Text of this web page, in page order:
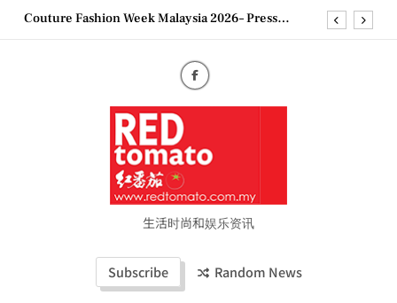
SkipCouture Fashion Week Malaysia 2026– Press
妈妈提供分享剖腹产复原历程的空间
2026 全国房地产大奖创历史纪录 见证马来西亚房
地产经纪行业蓬勃发展
Epson reinvents affordable printing with next-
generation EcoTank Series
Couture Fashion Week Malaysia 2026– Press
“See Her Heal – 1,000 Untold Stories” 为马来西亚
妈妈提供分享剖腹产复原历程的空间
地产经纪行业蓬勃发展
生活时尚和娱乐资讯
Subscribe Random News